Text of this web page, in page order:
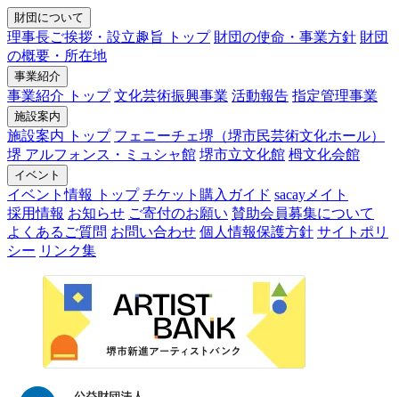
財団について
理事長ご挨拶・設立趣旨 トップ 財団の使命・事業方針 財団
の概要・所在地
事業紹介
事業紹介 トップ 文化芸術振興事業 活動報告 指定管理事業
施設案内
施設案内 トップ フェニーチェ堺（堺市民芸術文化ホール）
堺 アルフォンス・ミュシャ館 堺市立文化館 栂文化会館
イベント
イベント情報 トップ チケット購入ガイド sacayメイト
採用情報 お知らせ ご寄付のお願い 賛助会員募集について
よくあるご質問 お問い合わせ 個人情報保護方針 サイトポリ
シー リンク集